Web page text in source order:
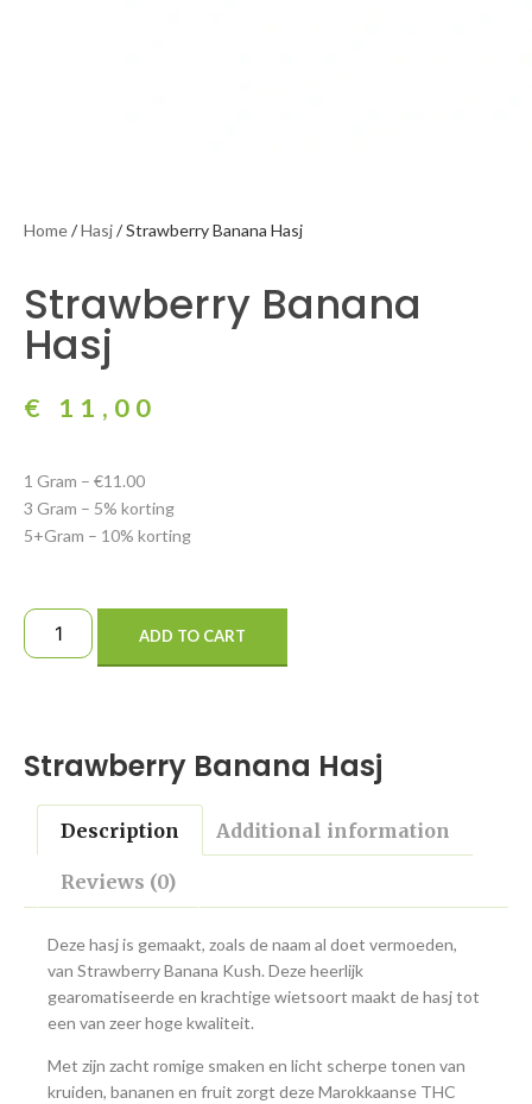
Home/Hasj/ Strawberry Banana Hasj
Strawberry Banana
Hasj
€ 11,00
1 Gram – €11.00
3 Gram – 5% korting
5+Gram – 10% korting
ADD TO CART
Strawberry Banana Hasj
Description Additional information
Reviews (0)
Deze hasj is gemaakt, zoals de naam al doet vermoeden,
van Strawberry Banana Kush. Deze heerlijk
gearomatiseerde en krachtige wietsoort maakt de hasj tot
een van zeer hoge kwaliteit.
Met zijn zacht romige smaken en licht scherpe tonen van
kruiden, bananen en fruit zorgt deze Marokkaanse THC